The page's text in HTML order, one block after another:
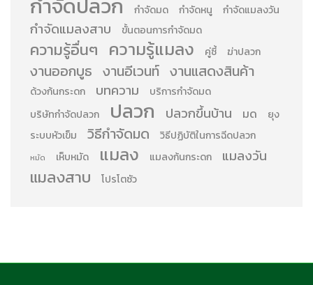
กำจัดปลวก กำจัดมด กำจัดหนู กำจัดแมลงวัน
กำจัดแมลงสาบ ขั้นตอนการกำจัดมด
ความรู้อื่นๆ ความรู้แมลง คู่ซี้ ฆ่าปลวก
งานออกบูธ งานอีเวนท์ งานแสดงสินค้า
ด้วงก้นกระดก บทความ
บริการกำจัดมด
บริษัทกำจัดปลวก
ปลวก ปลวกขึ้นบ้าน มด
ยุง
ระบบหัวเข็ม
วิธีกำจัดมด วิธีปฏิบัติในการฉีดปลวก
หมัด เห็บหมัด แมลง แมลงก้นกระดก แมลงวัน
แมลงสาบ โปรโตซัว